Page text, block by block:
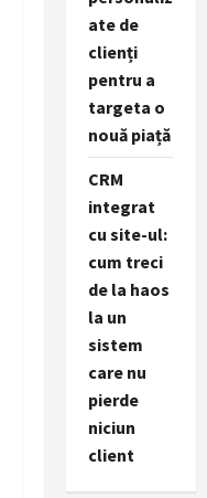
ate de
clienți
pentru a
targeta o
nouă piață
CRM
integrat
cu site-ul:
cum treci
de la haos
la un
sistem
care nu
pierde
niciun
client